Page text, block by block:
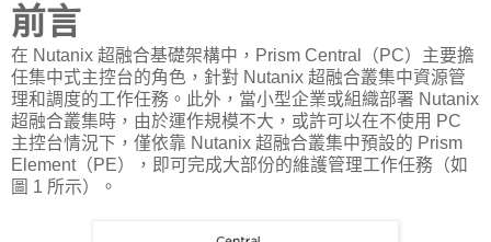
前言
在 Nutanix 超融合基礎架構中，Prism Central（PC）主要擔
任集中式主控台的角色，針對 Nutanix 超融合叢集中資源管
理和調度的工作任務。此外，當小型企業或組織部署 Nutanix
超融合叢集時，由於運作規模不大，或許可以在不使用 PC
主控台情況下，僅依靠 Nutanix 超融合叢集中預設的 Prism
Element（PE），即可完成大部份的維護管理工作任務（如
圖 1 所示）。